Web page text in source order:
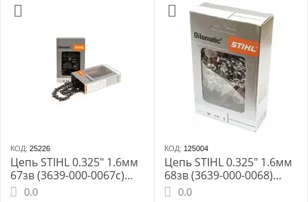
КОД: 25226
Цепь STIHL 0.325" 1.6мм
67зв (3639-000-0067с)
26RSС
0.0
КОД: 125004
Цепь STIHL 0.325" 1.6мм
68зв (3639-000-0068)
26RSС
0.0